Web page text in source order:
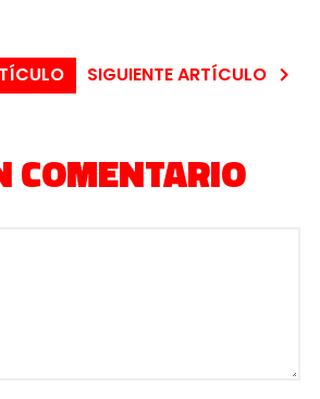
SIGUIENTE ARTÍCULO
COMENTARIO